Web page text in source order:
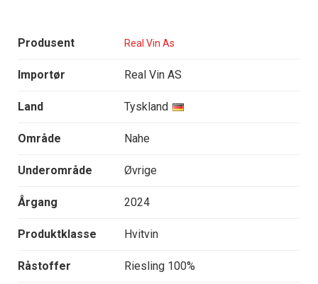
Produsent Real Vin As
Importør Real Vin AS
Land Tyskland
Område Nahe
Underområde Øvrige
Årgang 2024
Produktklasse Hvitvin
Råstoffer Riesling 100%